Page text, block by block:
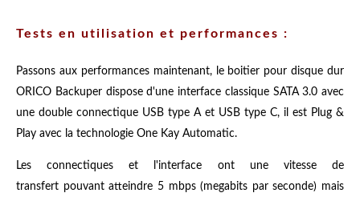
Tests en utilisation et performances :
Passons aux performances maintenant, le boitier pour disque dur
ORICO Backuper dispose d'une interface classique SATA 3.0 avec
une double connectique USB type A et USB type C, il est Plug &
Play avec la technologie One Kay Automatic.
Les connectiques et l'interface ont une vitesse de
transfert pouvant atteindre 5 mbps (megabits par seconde) mais